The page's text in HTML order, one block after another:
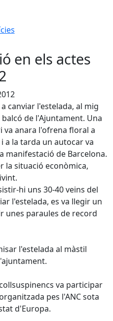
en els actes
canviar l'estelada, al mig
de l'Ajuntament. Una
va anara l'ofrena floral a
a la tarda un autocar va
manifestació de Barcelona.
la situació econòmica,
hi uns 30-40 veins del
l'estelada, es va llegir un
unes paraules de record
l'estelada al màstil
va participar
pes l'ANC sota
d'Europa.